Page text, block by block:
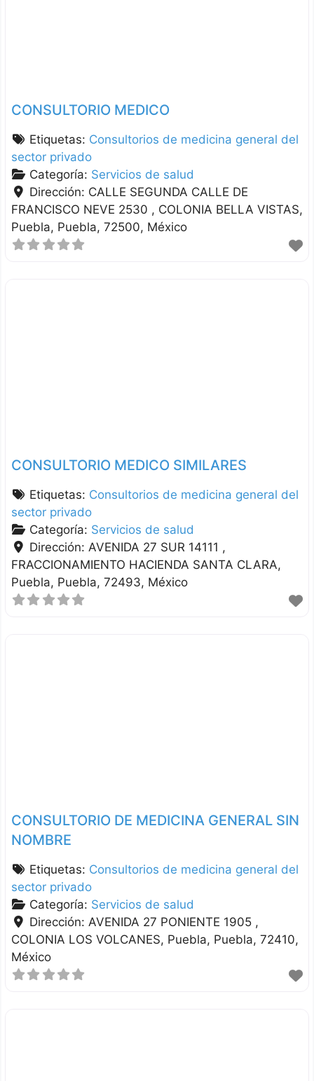
CONSULTORIO MEDICO
Etiquetas: Consultorios de medicina general del
sector privado
Categoría: Servicios de salud
Dirección: CALLE SEGUNDA CALLE DE
FRANCISCO NEVE 2530 , COLONIA BELLA VISTAS
Puebla Puebla 72500 México
CONSULTORIO MEDICO SIMILARES
Etiquetas: Consultorios de medicina general del
sector privado
Categoría: Servicios de salud
Dirección: AVENIDA 27 SUR 14111 ,
FRACCIONAMIENTO HACIENDA SANTA CLARA
Puebla Puebla 72493 México
CONSULTORIO DE MEDICINA GENERAL SIN
NOMBRE
Etiquetas: Consultorios de medicina general del
sector privado
Categoría: Servicios de salud
Dirección: AVENIDA 27 PONIENTE 1905 ,
COLONIA LOS VOLCANES Puebla Puebla 72410
México